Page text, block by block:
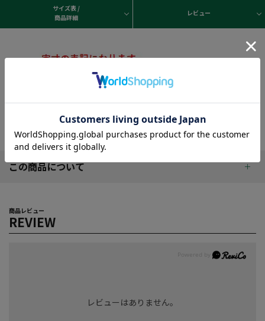
サイズ表 /
商品詳細
レビュー
この商品について
商品レビュー
REVIEW
レビューはありません。